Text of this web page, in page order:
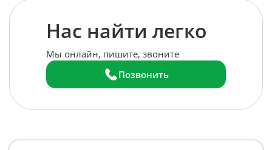
Нас найти легко
Мы онлайн, пишите, звоните
Позвонить